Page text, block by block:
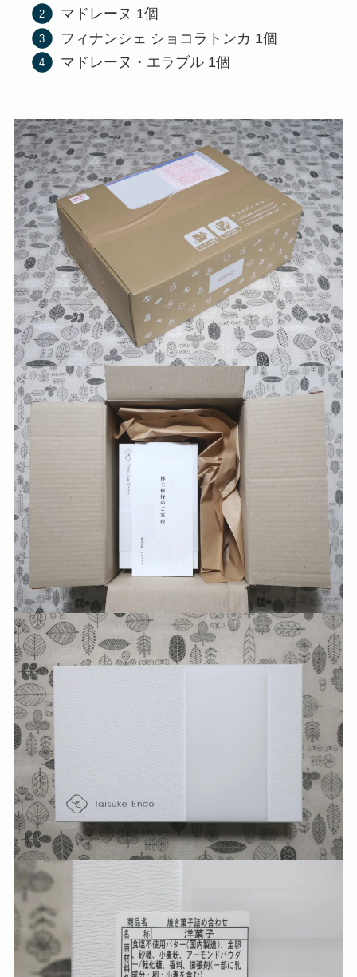
マドレーヌ 1個
フィナンシェ ショコラトンカ 1個
マドレーヌ・エラブル 1個